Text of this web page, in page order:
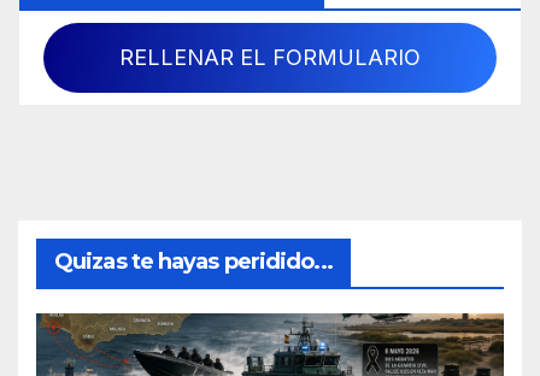
RELLENAR EL FORMULARIO
Quizas te hayas peridido...